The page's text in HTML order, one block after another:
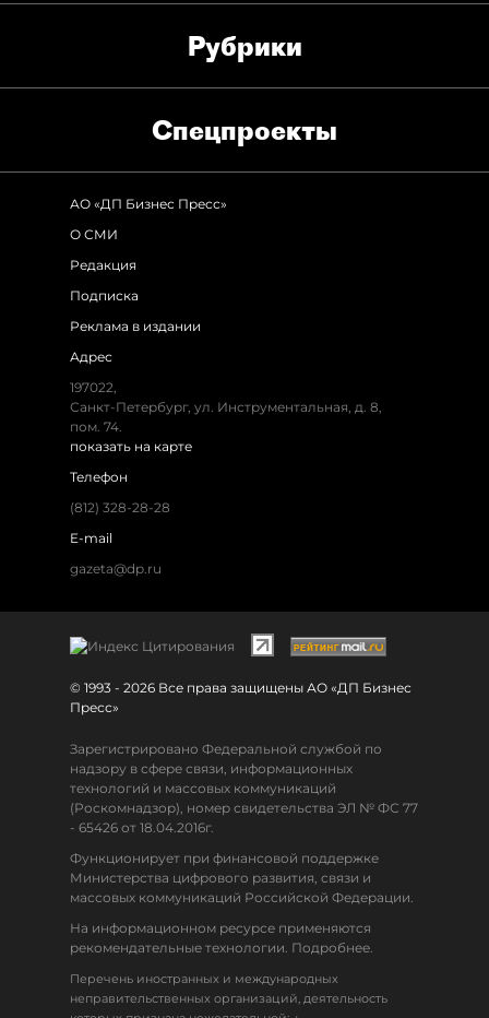
Рубрики
Спец­проекты
АО «ДП Бизнес Пресс»
О СМИ
Редакция
Подписка
Реклама в издании
Адрес
197022,
Санкт-Петербург, ул. Инструментальная, д. 8,
пом. 74.
показать на карте
Телефон
(812) 328-28-28
E-mail
gazeta@dp.ru
© 1993 - 2026 Все права защищены АО «ДП Бизнес
Пресс»
Зарегистрировано Федеральной службой по
надзору в сфере связи, информационных
технологий и массовых коммуникаций
(Роскомнадзор), номер свидетельства ЭЛ № ФС 77
- 65426 от 18.04.2016г.
Функционирует при финансовой поддержке
Министерства цифрового развития, связи и
массовых коммуникаций Российской Федерации.
На информационном ресурсе применяются
рекомендательные технологии. Подробнее.
Перечень иностранных и международных
неправительственных организаций, деятельность